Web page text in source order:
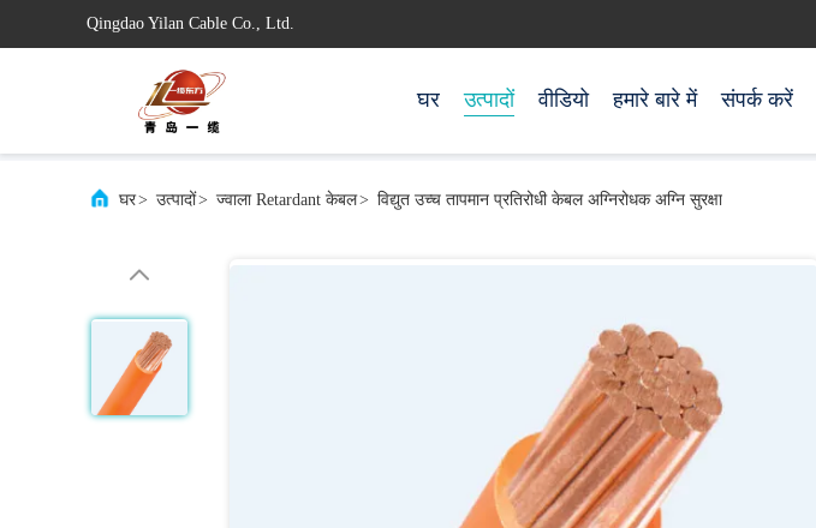
Qingdao Yilan Cable Co., Ltd.
घर उत्पादों वीडियो हमारे बारे में संपर्क करें
घर> उत्पादों> ज्वाला Retardant केबल> विद्युत उच्च तापमान प्रतिरोधी केबल अग्निरोधक अग्नि सुरक्षा